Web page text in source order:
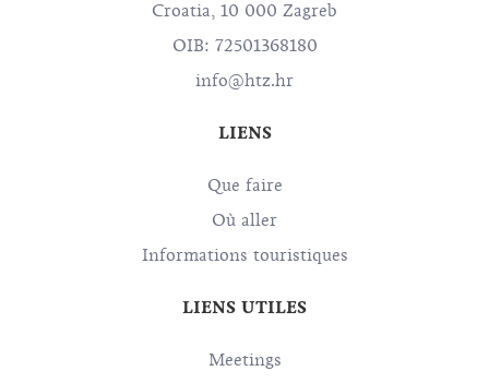
Croatia, 10 000 Zagreb
OIB: 72501368180
info@htz.hr
LIENS
Que faire
Où aller
Informations touristiques
LIENS UTILES
Meetings